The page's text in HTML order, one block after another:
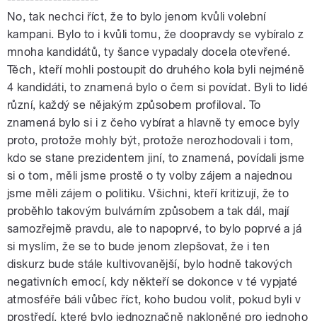
No, tak nechci říct, že to bylo jenom kvůli volební
kampani. Bylo to i kvůli tomu, že doopravdy se vybíralo z
mnoha kandidátů, ty šance vypadaly docela otevřené.
Těch, kteří mohli postoupit do druhého kola byli nejméně
4 kandidáti, to znamená bylo o čem si povídat. Byli to lidé
různí, každý se nějakým způsobem profiloval. To
znamená bylo si i z čeho vybírat a hlavně ty emoce byly
proto, protože mohly být, protože nerozhodovali i tom,
kdo se stane prezidentem jiní, to znamená, povídali jsme
si o tom, měli jsme prostě o ty volby zájem a najednou
jsme měli zájem o politiku. Všichni, kteří kritizují, že to
proběhlo takovým bulvárním způsobem a tak dál, mají
samozřejmě pravdu, ale to napoprvé, to bylo poprvé a já
si myslím, že se to bude jenom zlepšovat, že i ten
diskurz bude stále kultivovanější, bylo hodně takových
negativních emocí, kdy někteří se dokonce v té vypjaté
atmosféře báli vůbec říct, koho budou volit, pokud byli v
prostředí, které bylo jednoznačně nakloněné pro jednoho